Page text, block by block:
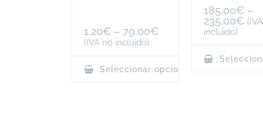
1,20€ – 79,00€
(IVA no incluido)
Seleccionar opciones
185,00€ –
235,00€
incluido)